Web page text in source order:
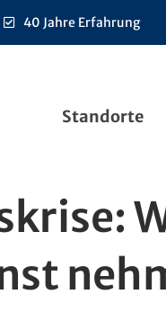
40 Jahre Erfahrung
Standorte